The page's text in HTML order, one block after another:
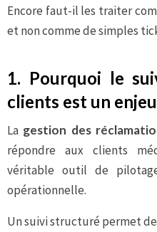
Encore faut-il les traiter
et non comme de simples
1. Pourquoi le
clients est un
La gestion des
répondre aux clients
véritable outil de
opérationnelle.
Un suivi structuré permet de